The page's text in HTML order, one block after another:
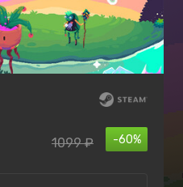
-60%
1099 ₽